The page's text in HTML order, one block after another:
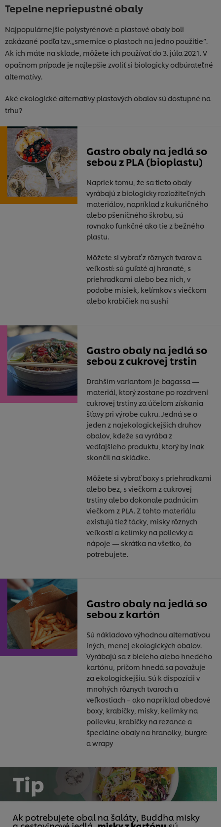
Tepelne nepriepustné obaly
Najpopulárnejšie polystyrénové a plastové obaly boli
zakázané podľa tzv.„smernice o plastoch na jedno použitie“.
Ak ich máte na sklade, môžete ich používať do 3. júla 2021. V
opačnom prípade je najlepšie zvoliť si biologicky odbúrateľné
alternatívy.
Aké ekologické alternatívy plastových obalov sú dostupné na
trhu?
Gastro obaly na jedlá so
sebou z PLA (bioplastu)
Napriek tomu, že sa tieto obaly
vyrábajú z biologicky rozložiteľných
materiálov, napríklad z kukuričného
alebo pšeničného škrobu, sú
rovnako funkčné ako tie z bežného
plastu.
Môžete si vybrať z rôznych tvarov a
veľkostí: sú guľaté aj hranaté, s
priehradkami alebo bez nich, v
podobe misiek, kelímkov s viečkom
alebo krabičiek na sushi
Gastro obaly na jedlá so
sebou z cukrovej trstin
Drahším variantom je bagassa —
materiál, ktorý zostane po rozdrvení
cukrovej trstiny za účelom získania
šťavy pri výrobe cukru. Jedná se o
jeden z najekologickejších druhov
obalov, kdeže sa vyrába z
vedľajšieho produktu, ktorý by inak
skončil na skládke.
Môžete si vybrať boxy s priehradkami
alebo bez, s viečkom z cukrovej
trstiny alebo dokonale padnúcim
viečkom z PLA. Z tohto materiálu
existujú tiež tácky, misky rôznych
veľkostí a kelímky na polievky a
nápoje — skrátka na všetko, čo
potrebujete.
Gastro obaly na jedlá so
sebou z kartón
Sú nákladovo výhodnou alternatívou
iných, menej ekologických obalov.
Vyrábajú sa z bieleho alebo hnedého
kartónu, pričom hnedá sa považuje
za ekologickejšiu. Sú k dispozícii v
mnohých rôznych tvaroch a
veľkostiach – ako napríklad obedové
boxy, krabičky, misky, kelímky na
polievku, krabičky na rezance a
špeciálne obaly na hranolky, burgre
a wrapy